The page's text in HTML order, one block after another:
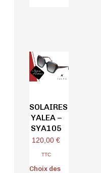
SOLAIRES
YALEA –
SYA105
120,00 €
TTC
Choix des